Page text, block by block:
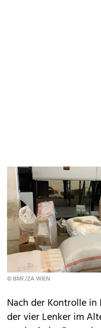
© BMF/ZA WIEN
Nach der Kontrolle
der vier Lenker im